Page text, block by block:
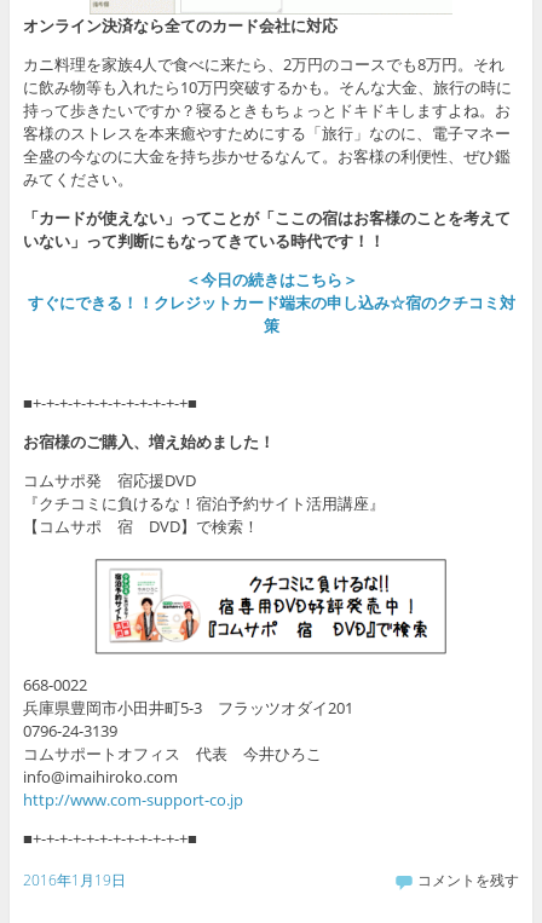
オンライン決済なら全てのカード会社に対応
カニ料理を家族4人で食べに来たら、2万円のコースでも8万円。それ
に飲み物等も入れたら10万円突破するかも。そんな大金、旅行の時に
持って歩きたいですか？寝るときもちょっとドキドキしますよね。お
客様のストレスを本来癒やすためにする「旅行」なのに、電子マネー
全盛の今なのに大金を持ち歩かせるなんて。お客様の利便性、ぜひ鑑
みてください。
「カードが使えない」ってことが「ここの宿はお客様のことを考えて
いない」って判断にもなってきている時代です！！
＜今日の続きはこちら＞
すぐにできる！！クレジットカード端末の申し込み☆宿のクチコミ対
策
■+-+-+-+-+-+-+-+-+-+-+-+■
お宿様のご購入、増え始めました！
コムサポ発 宿応援DVD
『クチコミに負けるな！宿泊予約サイト活用講座』
【コムサポ 宿 DVD】で検索！
668-0022
兵庫県豊岡市小田井町5-3 フラッツオダイ201
0796-24-3139
コムサポートオフィス 代表 今井ひろこ
info@imaihiroko.com
http://www.com-support-co.jp
■+-+-+-+-+-+-+-+-+-+-+-+■
2016年1月19日 コメントを残す